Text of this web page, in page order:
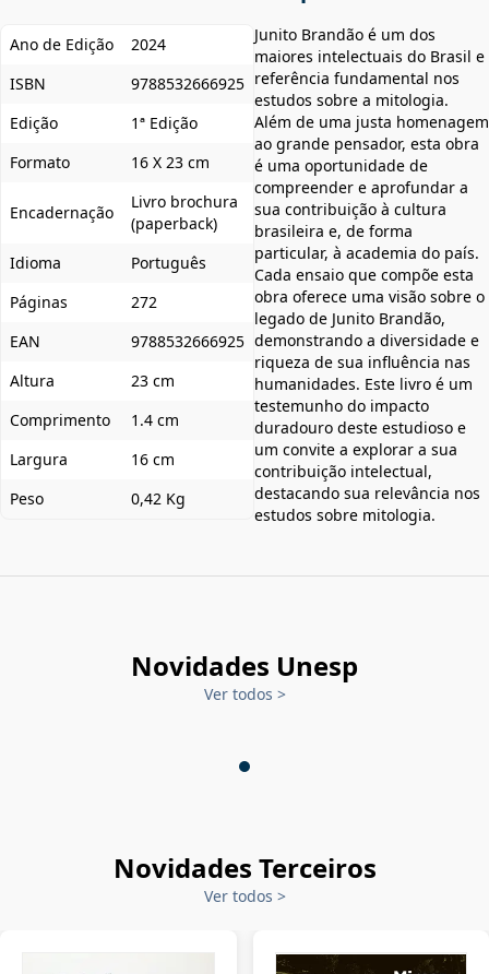
Ano de Edição
2024
ISBN
9788532666925
Edição
1ª Edição
Formato
16 X 23 cm
Encadernação
Livro brochura
(paperback)
Idioma
Português
Páginas
272
EAN
9788532666925
Altura
23 cm
Comprimento
1.4 cm
Largura
16 cm
Peso
0,42 Kg
Junito Brandão é um dos
maiores intelectuais do Brasil e
referência fundamental nos
estudos sobre a mitologia.
Além de uma justa homenagem
ao grande pensador, esta obra
é uma oportunidade de
compreender e aprofundar a
sua contribuição à cultura
brasileira e, de forma
particular, à academia do país.
Cada ensaio que compõe esta
obra oferece uma visão sobre o
legado de Junito Brandão,
demonstrando a diversidade e
riqueza de sua influência nas
humanidades. Este livro é um
testemunho do impacto
duradouro deste estudioso e
um convite a explorar a sua
contribuição intelectual,
destacando sua relevância nos
estudos sobre mitologia.
Novidades Unesp
Ver todos >
Novidades Terceiros
Ver todos >